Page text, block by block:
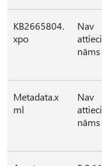
KB2665804.
xpo
Nav
attieci
nāms
Metadata.x
ml
Nav
attieci
nāms